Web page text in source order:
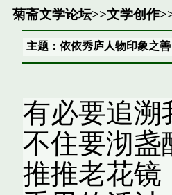
菊斋文学论坛>>文学创作
主题：依依秀庐人物印象之
有必要追溯
不住要沏盏
推推老花镜